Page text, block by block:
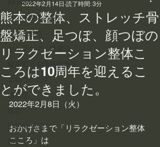
All Posts
こころ整体の紹介
ツボと経絡
セルフケア・健康法
健康教室＆護身術教室
ノロウイルス
感染症
出張サービス
肌トラブル
熊本の整体、ストレッチ骨
盤矯正、足つぼ、顔つぼの
リラクゼーション整体こ
ころは10周年を迎えるこ
とができました。
2022年2月14日 読了時間: 3分
2022年2月8日（火）
おかげさまで「リラクゼーション整体
こころ」は